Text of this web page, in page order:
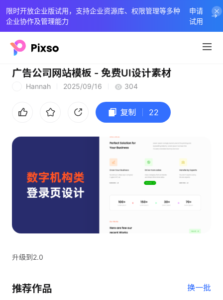
限时开放企业版试用，支持企业资源库、权限管理等多种
企业协作及管理能力
申请
试用
广告公司网站模板 - 免费UI设计素材
Hannah 2025/09/16 304
复制 22
升级到2.0
推荐作品 换一批